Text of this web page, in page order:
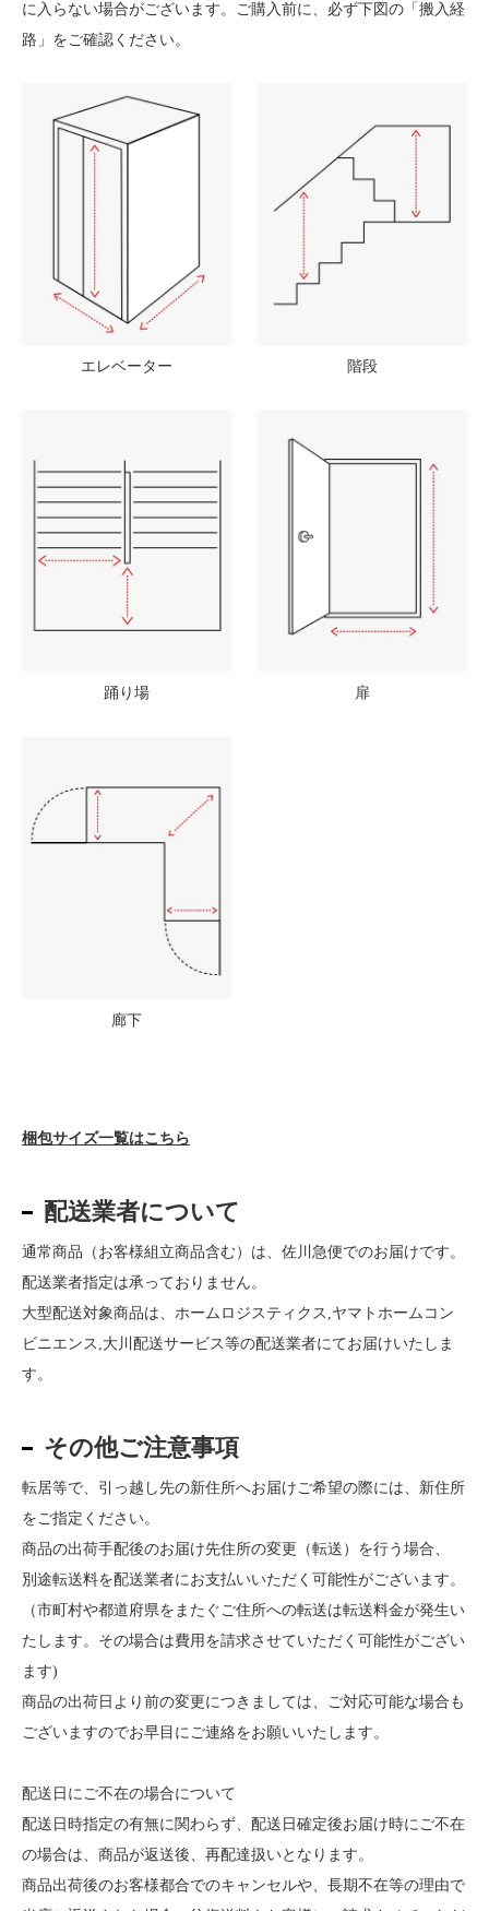
に入らない場合がございます。ご購入前に、必ず下図の「搬入経
路」をご確認ください。
エレベーター 階段
踊り場 扉
廊下
梱包サイズ一覧はこちら
配送業者について
通常商品（お客様組立商品含む）は、佐川急便でのお届けです。
配送業者指定は承っておりません。
大型配送対象商品は、ホームロジスティクス,ヤマトホームコン
ビニエンス,大川配送サービス等の配送業者にてお届けいたしま
す。
その他ご注意事項
転居等で、引っ越し先の新住所へお届けご希望の際には、新住所
をご指定ください。
商品の出荷手配後のお届け先住所の変更（転送）を行う場合、
別途転送料を配送業者にお支払いいただく可能性がございます。
（市町村や都道府県をまたぐご住所への転送は転送料金が発生い
たします。その場合は費用を請求させていただく可能性がござい
ます)
商品の出荷日より前の変更につきましては、ご対応可能な場合も
ございますのでお早目にご連絡をお願いいたします。
配送日にご不在の場合について
配送日時指定の有無に関わらず、配送日確定後お届け時にご不在
の場合は、商品が返送後、再配達扱いとなります。
商品出荷後のお客様都合でのキャンセルや、長期不在等の理由で